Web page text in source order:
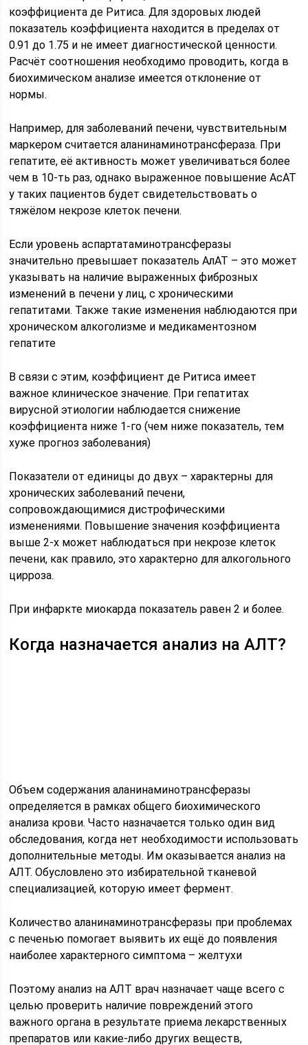
коэффициента де Ритиса. Для здоровых людей
показатель коэффициента находится в пределах от
0.91 до 1.75 и не имеет диагностической ценности.
Расчёт соотношения необходимо проводить, когда в
биохимическом анализе имеется отклонение от
нормы.
Например, для заболеваний печени, чувствительным
маркером считается аланинаминотрансфераза. При
гепатите, её активность может увеличиваться более
чем в 10-ть раз, однако выраженное повышение АсАТ
у таких пациентов будет свидетельствовать о
тяжёлом некрозе клеток печени.
Если уровень аспартатаминотрансферазы
значительно превышает показатель АлАТ – это может
указывать на наличие выраженных фиброзных
изменений в печени у лиц, с хроническими
гепатитами. Также такие изменения наблюдаются при
хроническом алкоголизме и медикаментозном
гепатите
В связи с этим, коэффициент де Ритиса имеет
важное клиническое значение. При гепатитах
вирусной этиологии наблюдается снижение
коэффициента ниже 1-го (чем ниже показатель, тем
хуже прогноз заболевания)
Показатели от единицы до двух – характерны для
хронических заболеваний печени,
сопровождающимися дистрофическими
изменениями. Повышение значения коэффициента
выше 2-х может наблюдаться при некрозе клеток
печени, как правило, это характерно для алкогольного
цирроза.
При инфаркте миокарда показатель равен 2 и более.
Когда назначается анализ на АЛТ?
Объем содержания аланинаминотрансферазы
определяется в рамках общего биохимического
анализа крови. Часто назначается только один вид
обследования, когда нет необходимости использовать
дополнительные методы. Им оказывается анализ на
АЛТ. Обусловлено это избирательной тканевой
специализацией, которую имеет фермент.
Количество аланинаминотрансферазы при проблемах
с печенью помогает выявить их ещё до появления
наиболее характерного симптома – желтухи
Поэтому анализ на АЛТ врач назначает чаще всего с
целью проверить наличие повреждений этого
важного органа в результате приема лекарственных
препаратов или какие-либо других веществ,